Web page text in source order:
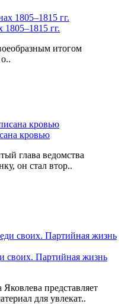
1805–1815 гг.
итогом
кровью
глава ведомства
он стал втор..
своих. Партийная жизнь
представляет
для увлекат..